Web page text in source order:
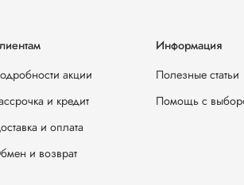
акции
и кредит
и оплата
и возврат
Информация
Полезные статьи
Помощь с